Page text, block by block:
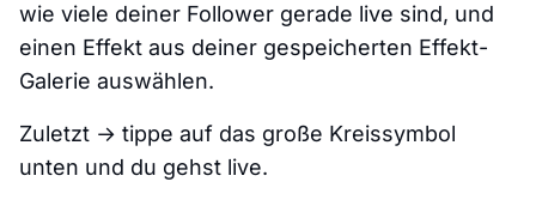
wie viele deiner Follower gerade live sind, und
einen Effekt aus deiner gespeicherten Effekt-
Galerie auswählen.
Zuletzt → tippe auf das große Kreissymbol
unten und du gehst live.